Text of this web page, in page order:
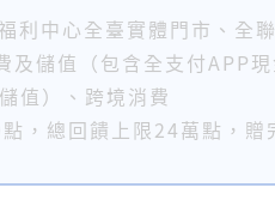
中心全臺實體門市、全
儲值（包含全支付APP
值）、跨境消費
，總回饋上限24萬點，贈